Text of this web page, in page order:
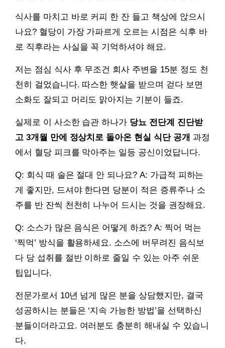
식사를 마치고 바로 커피 한 잔 들고 책상에 앉으시
나요? 혈당이 가장 가파르게 오르는 시점은 식후 바
로 직후라는 사실을 꼭 기억하셔야 해요.
저는 점심 식사 후 무조건 회사 주변을 15분 정도 천
천히 걸었습니다. 따스한 햇살을 받으며 걷다 보면
소화도 잘되고 머리도 맑아지는 기분이 들죠.
실제로 이 사소한 습관 하나가 당뇨 전단계 진단받
고 3개월 만에 정상치로 돌아온 현실 식단 공개 과정
에서 혈당 피크를 막아주는 일등 공신이었답니다.
Q: 회식 때 술은 절대 안 되나요? A: 가급적 피하는
게 좋지만, 드셔야 한다면 당분이 적은 증류주나 소
주를 반 잔씩 천천히 나누어 드시는 것을 권장해요.
Q: 소스가 많은 음식은 어떻게 하죠? A: 찍어 먹는
‘찍먹’ 방식을 활용하세요. 소스에 버무려진 음식보
다 당 섭취를 절반 이하로 줄일 수 있는 아주 쉬운
팁입니다.
전문가로서 10년 넘게 많은 분을 상담했지만, 결국
성공하시는 분들은 ‘지속 가능한 방법’을 선택하신
분들이더라고요. 여러분도 충분히 해내실 수 있습니
다.